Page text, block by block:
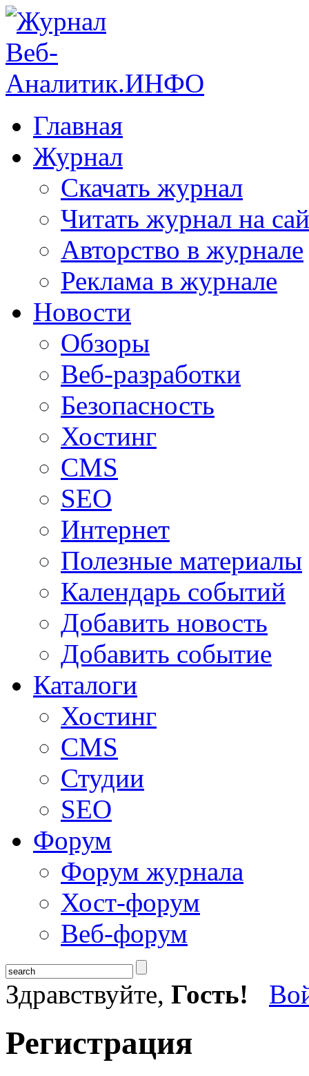
Главная
Журнал
Скачать журнал
Читать журнал на
Авторство в журнале
Реклама в журнале
Новости
Обзоры
Веб-разработки
Безопасность
Хостинг
CMS
SEO
Интернет
Полезные материалы
Календарь событий
Добавить новость
Добавить событие
Каталоги
Хостинг
CMS
Студии
SEO
Форум
Форум журнала
Хост-форум
Веб-форум
Здравствуйте, Гость!
Регистрация